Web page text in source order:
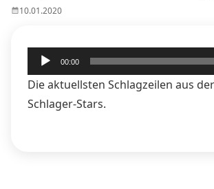
10.01.2020
Audio-
Player
00:00
Die aktuellsten Schlagzeilen aus
Schlager-Stars.